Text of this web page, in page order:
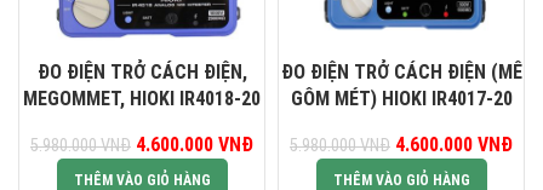
ĐO ĐIỆN TRỞ CÁCH ĐIỆN,
MEGOMMET, HIOKI IR4018-20
5.980.000VNĐ Giá gốc là: 5.980.000 VNĐ.
4.600.000 VNĐ Giá hiện tại là: 4.600.000 VNĐ.
THÊM VÀO GIỎ HÀNG
ĐO ĐIỆN TRỞ CÁCH ĐIỆN (MÊ
GÔM MÉT) HIOKI IR4017-20
5.980.000VNĐ
Giá gốc là:
5.980.000 VNĐ.
4.600.000 VNĐ
THÊM VÀO GIỎ HÀNG